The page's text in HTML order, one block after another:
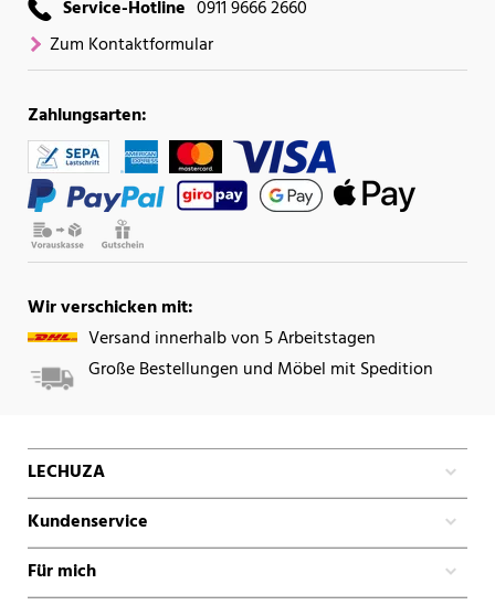
Service-Hotline 0911 9666 2660
Zum Kontaktformular
Zahlungsarten:
Wir verschicken mit:
Versand innerhalb von 5 Arbeitstagen
Große Bestellungen und Möbel mit Spedition
LECHUZA
Kundenservice
Für mich